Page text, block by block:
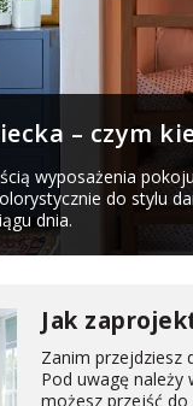
– czym
wyposażenia
do stylu
dnia.
Jak
Zanim przejdziesz
Pod uwagę należy
możesz przejść do